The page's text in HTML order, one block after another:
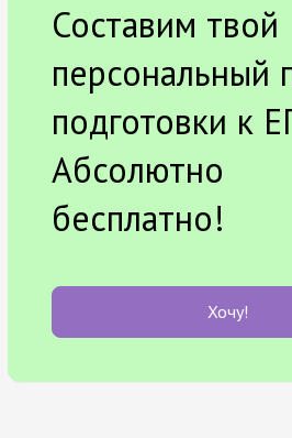
Составим твой
персональный
подготовки к
Абсолютно
бесплатно!
Хочу!